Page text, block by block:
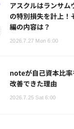
アスクルはランサム
の特別損失を計上！
編の内容は？
2026.7.27 Mon 6:00
noteが自己資本比
改善できた理由
2026.7.25 Sat 6:00